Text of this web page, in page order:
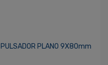
PULSADOR PLANO 9X80mm